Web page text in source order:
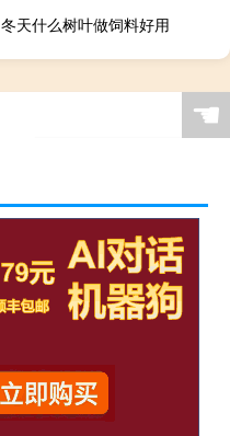
冬天什么树叶做饲料好用
☚